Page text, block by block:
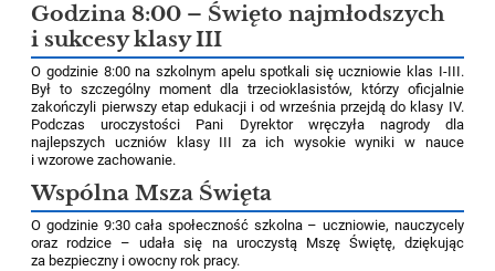
Godzina 8:00 – Święto najmłodszych
i sukcesy klasy III
O godzinie 8:00 na szkolnym apelu spotkali się uczniowie klas I-III.
Był to szczególny moment dla trzecioklasistów, którzy oficjalnie
zakończyli pierwszy etap edukacji i od września przejdą do klasy IV.
Podczas uroczystości Pani Dyrektor wręczyła nagrody dla
najlepszych uczniów klasy III za ich wysokie wyniki w nauce
i wzorowe zachowanie.
Wspólna Msza Święta
O godzinie 9:30 cała społeczność szkolna – uczniowie, nauczycely
oraz rodzice – udała się na uroczystą Mszę Świętę, dziękując
za bezpieczny i owocny rok pracy.